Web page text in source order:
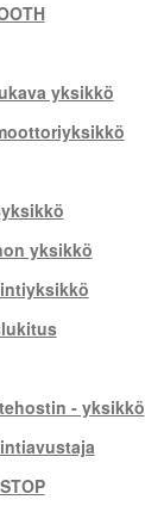
yksikkö
yksikkö
- yksikkö